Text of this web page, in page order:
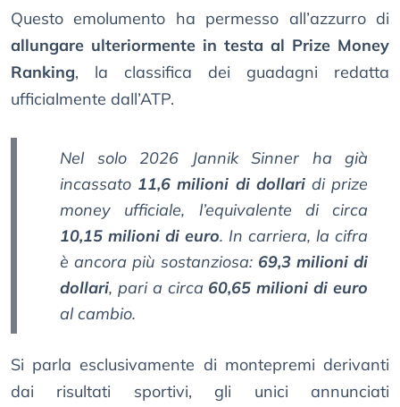
Questo emolumento ha permesso all’azzurro di
allungare ulteriormente in testa al Prize Money
Ranking, la classifica dei guadagni redatta
ufficialmente dall’ATP.
Nel solo 2026 Jannik Sinner ha già
incassato 11,6 milioni di dollaridi prize
money ufficiale, l’equivalente di circa
10,15 milioni di euro. In carriera, la cifra
è ancora più sostanziosa: 69,3 milioni di
dollari, pari a circa 60,65 milioni di euro
al cambio.
Si parla esclusivamente di montepremi derivanti
dai risultati sportivi, gli unici annunciati